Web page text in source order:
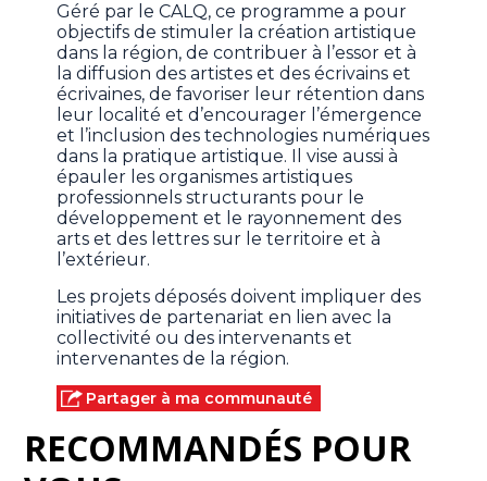
Géré par le CALQ, ce programme a pour
objectifs de stimuler la création artistique
dans la région, de contribuer à l’essor et à
la diffusion des artistes et des écrivains et
écrivaines, de favoriser leur rétention dans
leur localité et d’encourager l’émergence
et l’inclusion des technologies numériques
dans la pratique artistique. Il vise aussi à
épauler les organismes artistiques
professionnels structurants pour le
développement et le rayonnement des
arts et des lettres sur le territoire et à
l’extérieur.
Les projets déposés doivent impliquer des
initiatives de partenariat en lien avec la
collectivité ou des intervenants et
intervenantes de la région.
Partager à ma communauté
RECOMMANDÉS POUR